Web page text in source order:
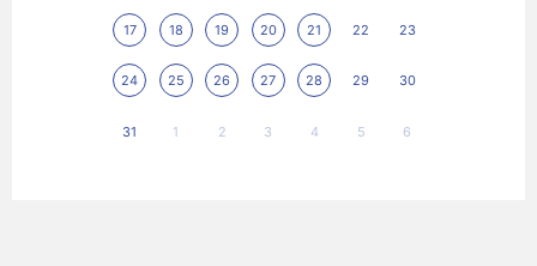
17 18 19 20 21 22 23
24 25 26 27 28 29 30
31 1 2 3 4 5 6